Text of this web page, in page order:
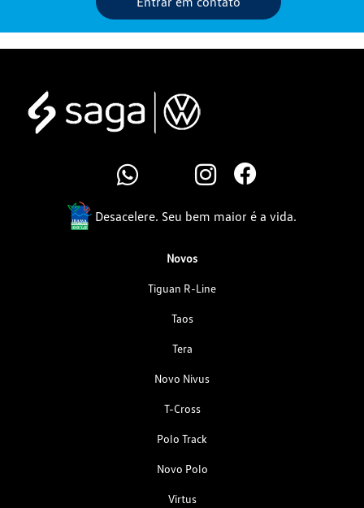
Desacelere. Seu bem maior é a vida.
Novos
Tiguan R-Line
Taos
Tera
Novo Nivus
T-Cross
Polo Track
Novo Polo
Virtus